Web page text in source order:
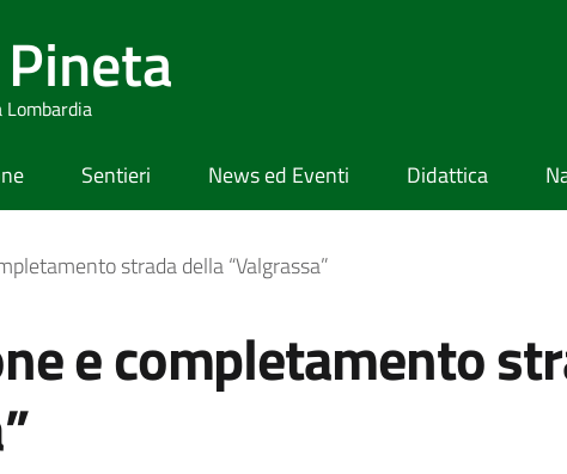
Lombardia
Sentieri News ed Eventi Didattica
strada della “Valgrassa”
e completamento